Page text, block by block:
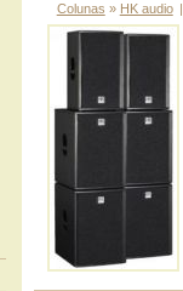
Colunas » HK audio |